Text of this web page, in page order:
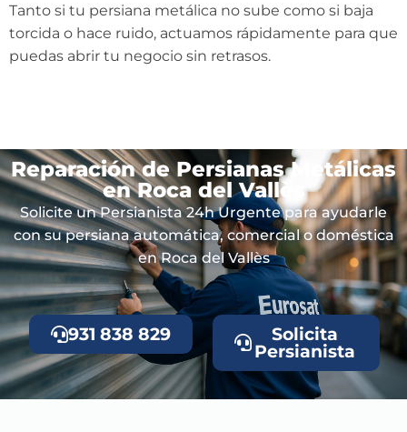
Tanto si tu persiana metálica no sube como si baja
torcida o hace ruido, actuamos rápidamente para que
puedas abrir tu negocio sin retrasos.
Reparación de Persianas Metálicas
en Roca del Vallès
Solicite un Persianista 24h Urgente para ayudarle
con su persiana automática, comercial o doméstica
en Roca del Vallès
931 838 829
Solicita
Persianista